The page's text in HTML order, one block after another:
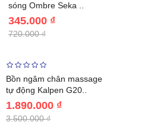
sóng Ombre Seka ..
345.000 ₫
720.000 ₫
Bồn ngâm chân massage
tự động Kalpen G20..
1.890.000 ₫
3.500.000 ₫